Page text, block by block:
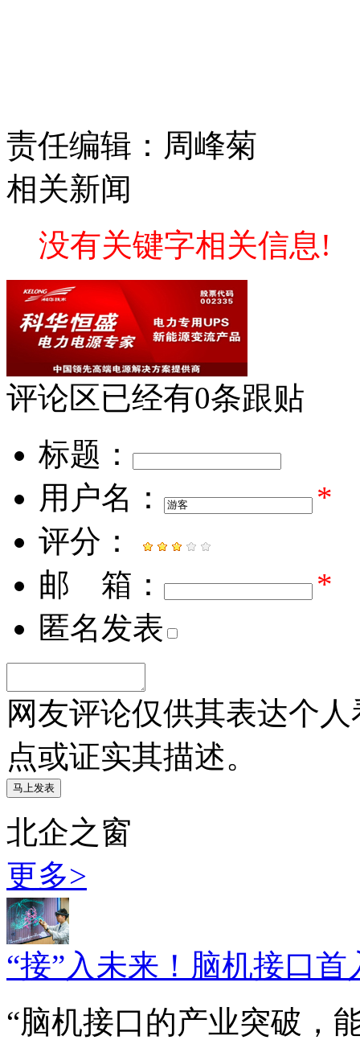
责任编辑：周峰菊
相关新闻
没有关键字相关信息!
评论区已经有0条跟贴
标题：
用户名：
*
评分：
邮 箱：
*
匿名发表
网友评论仅供其表达个
点或证实其描述。
北企之窗
更多>
“接”入未来！脑机接口首
“脑机接口的产业突破，